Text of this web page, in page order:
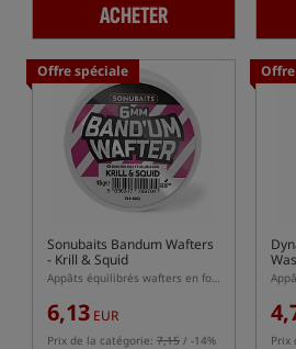
ACHETER
Offre spéciale
Sonubaits Bandum Wafters
- Krill & Squid
Appâts équilibrés wafters en forme d'haltères
6,13 EUR
Prix de la catégorie: 7,15 / -14%
Prix